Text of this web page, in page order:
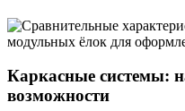
Каркасные системы:
возможности